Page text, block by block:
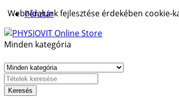
Pénztár
Minden kategória
Keresés
Weboldalunk fejlesztése érdekében cookie-